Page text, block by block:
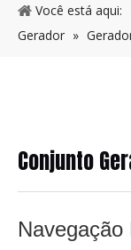
Você está aqui:
Gerador »
Conjunto
Navegação